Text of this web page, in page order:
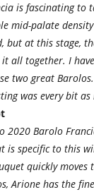
is fascinating to
mid-palate
but at this stage,
all together. I
two great
was every bit
2020 Barolo
is specific to this
quickly
Arione has the